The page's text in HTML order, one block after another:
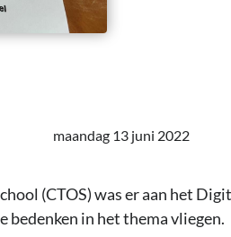
maandag 13 juni 2022
(CTOS) was er aan het
in het thema vliegen.